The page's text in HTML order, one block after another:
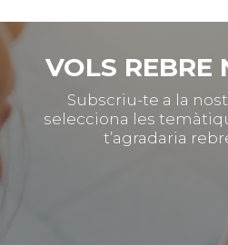
VOLS REBRE
Subscriu-te a la
selecciona les
t’agradaria